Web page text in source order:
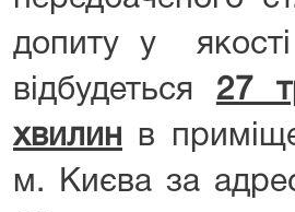
допиту у якості
відбудеться 27
хвилин в
м. Києва за